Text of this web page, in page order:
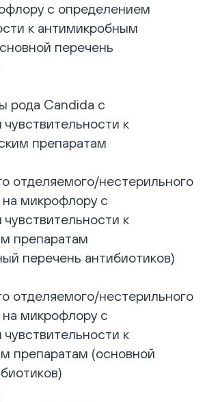
с определением
к антимикробным
перечень
рода Candida с
к
препаратам
отделяемого/нестерильного
микрофлору с
к
препаратам
перечень антибиотиков)
отделяемого/нестерильного
микрофлору с
к
препаратам (основной